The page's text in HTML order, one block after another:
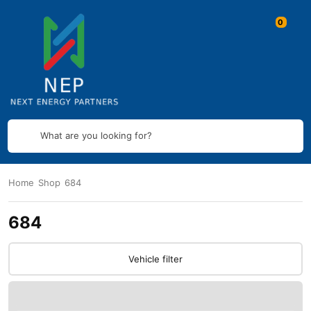
What are you looking for?
Home Shop 684
684
Vehicle filter